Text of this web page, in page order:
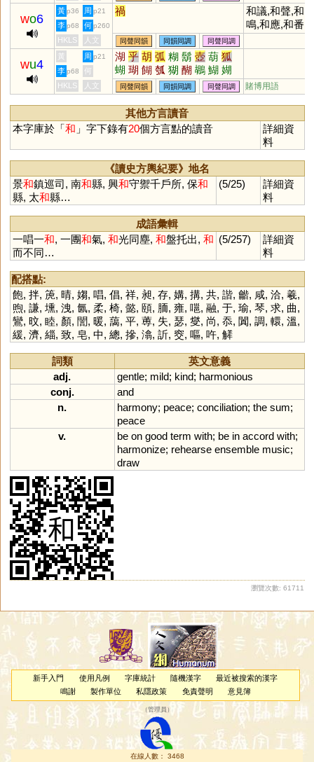
和譪,調和,和風
細雨,和盤托出
wo6
黃 p36 周 p21 禍
和議,和聲,和
鳴,和應,和番,
附和,曲高和寡,
和韻,唱和
李 p68 何 p260
HKLS 人文 同聲同韻 同韻同調 同聲同調
wu4
黃 周 p21 湖 乎 胡 弧 糊 鬍 壺 葫 狐
蝴 瑚 餬 瓠 猢 醐 鶘 鰗 媩
鶦 魱 衚 楜
李 p68
何
HKLS
人文 同聲同韻 同韻同調 同聲同調 賭博用語
其他方言讀音
本字庫於「和 」字下錄有20個方言點的讀音
詳細資
料
《讀史方輿紀要》地名
景和鎮巡司, 南和縣, 興和守禦千戶所, 保和
縣, 太和縣…
(5/25)
詳細資
料
成語彙輯
一唱一和, 一團和氣, 和光同塵, 和盤托出, 和
而不同…
(5/257)
詳細資
料
配搭點:
飽, 拌, 箎, 晴, 媰, 唱, 倡, 祥, 昶, 存, 媾, 搆, 共, 諧, 龤, 咸, 洽, 羲,
煦, 謙, 壎, 洩, 氤, 柔, 椅, 懿, 頤, 胹, 雍, 嗈, 融, 于, 瑜, 琴, 求, 曲,
鸞, 旼, 睦, 顏, 誾, 暖, 藹, 平, 蒪, 失, 瑟, 燮, 尚, 忝, 闐, 調, 轘, 溫,
緩, 濟, 緇, 致, 皂, 中, 總, 摻, 潝, 訢, 窔, 嘔, 吘, 觲
詞類
英文意義
adj.
gentle; mild; kind; harmonious
conj.
and
n.
harmony; peace; conciliation; the sum;
peace
v.
be on good term with; be in accord with;
harmonize; rehearse ensemble music;
draw
瀏覽次數: 61711
新手入門 使用凡例 字庫統計 隨機漢字
最近被搜索的漢字
鳴謝
製作單位 私隱政策 免責聲明 意見簿
（管理員 ）
在線人數： 3468